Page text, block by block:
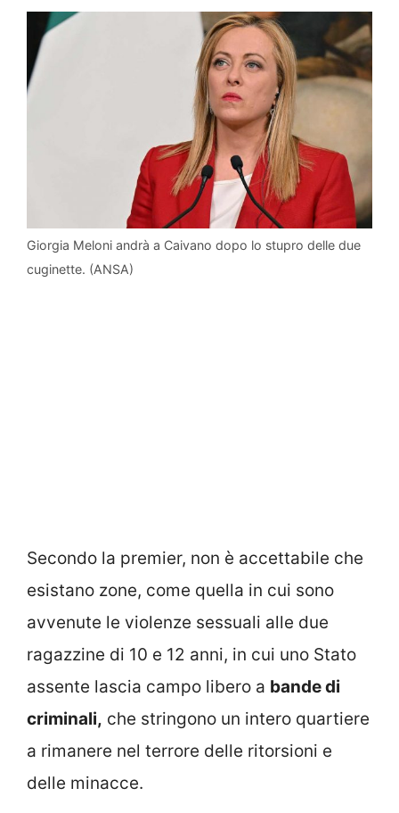
Giorgia Meloni andrà a Caivano dopo lo stupro delle due
cuginette. (ANSA)
Secondo la premier, non è accettabile che
esistano zone, come quella in cui sono
avvenute le violenze sessuali alle due
ragazzine di 10 e 12 anni, in cui uno Stato
assente lascia campo libero a bande di
criminali, che stringono un intero quartiere
a rimanere nel terrore delle ritorsioni e
delle minacce.